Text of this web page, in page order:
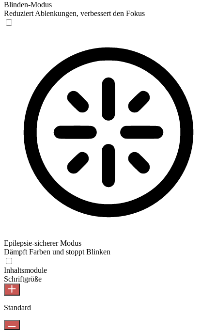
Blinden-Modus
Reduziert Ablenkungen, verbessert den Fokus
Epilepsie-sicherer Modus
Dämpft Farben und stoppt Blinken
Inhaltsmodule
Schriftgröße
Standard